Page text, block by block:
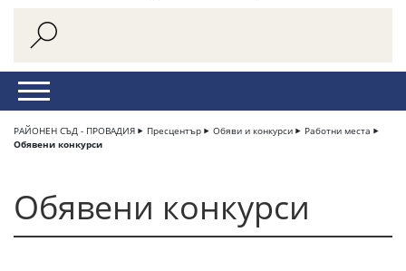
РАЙОНЕН СЪД - ПРОВАДИЯ Пресцентър Обяви и конкурси
Работни места
Обявени конкурси
Обявени конкурси